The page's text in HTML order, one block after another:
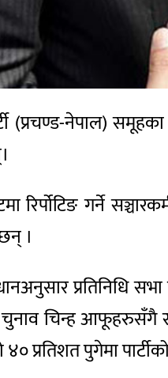
(प्रचण्ड-नेपाल)
रिर्पोटिङ गर्ने
।
प्रतिनिधि
चुनाव चिन्ह आफूहरुसँगै
४० प्रतिशत पुगेमा